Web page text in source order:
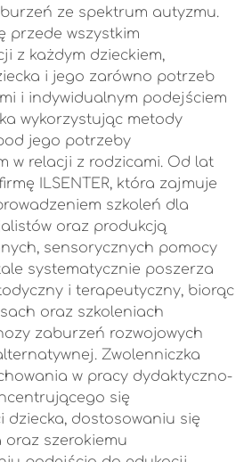
ze spektrum autyzmu.
przede wszystkim
z każdym dzieckiem,
i jego zarówno potrzeb
i indywidualnym podejściem
wykorzystując metody
jego potrzeby
w relacji z rodzicami. Od lat
ILSENTER, która zajmuje
szkoleń dla
oraz produkcją
sensorycznych pomocy
systematycznie poszerza
i terapeutyczny, biorąc
oraz szkoleniach
zaburzeń rozwojowych
Zwolenniczka
w pracy dydaktyczno-
się
dziecka, dostosowaniu się
szerokiemu